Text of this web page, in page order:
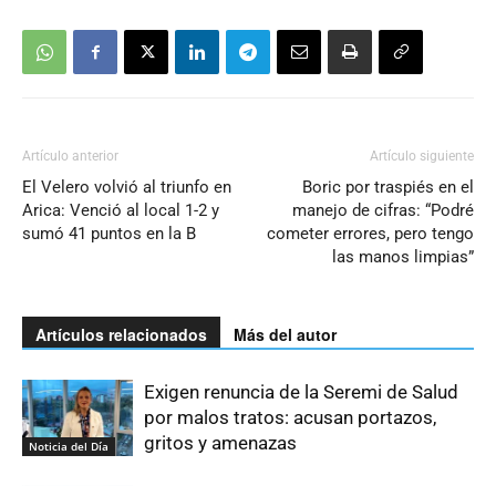
Artículo anterior
El Velero volvió al triunfo en
Arica: Venció al local 1-2 y
sumó 41 puntos en la B
Artículo siguiente
Boric por traspiés en el
manejo de cifras: “Podré
cometer errores, pero tengo
las manos limpias”
Artículos relacionados Más del autor
Noticia del Día
Exigen renuncia de la Seremi de Salud
por malos tratos: acusan portazos,
gritos y amenazas